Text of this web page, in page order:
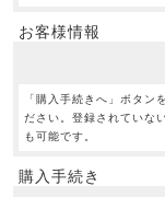
お客様情報
「購入手続きへ」ボタン
ださい。登録されていな
も可能です。
購入手続き